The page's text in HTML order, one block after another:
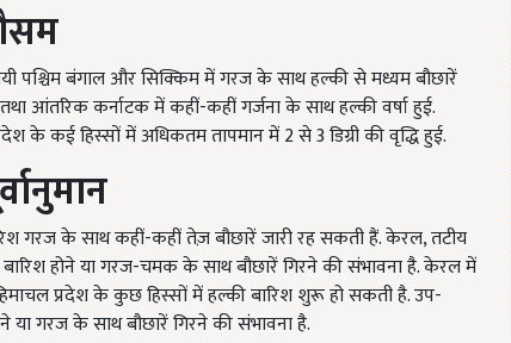
पश्चिम बंगाल और सिक्किम में गरज के साथ हल्की से मध्यम बौछारें
तथा आंतरिक कर्नाटक में कहीं-कहीं गर्जना के साथ हल्की वर्षा हुई.
के कई हिस्सों में अधिकतम तापमान में 2 से 3 डिग्री की वृद्धि हुई.
गरज के साथ कहीं-कहीं तेज़ बौछारें जारी रह सकती हैं. केरल, तटीय
होने या गरज-चमक के साथ बौछारें गिरने की संभावना है. केरल में
प्रदेश के कुछ हिस्सों में हल्की बारिश शुरू हो सकती है. उप-
या गरज के साथ बौछारें गिरने की संभावना है.